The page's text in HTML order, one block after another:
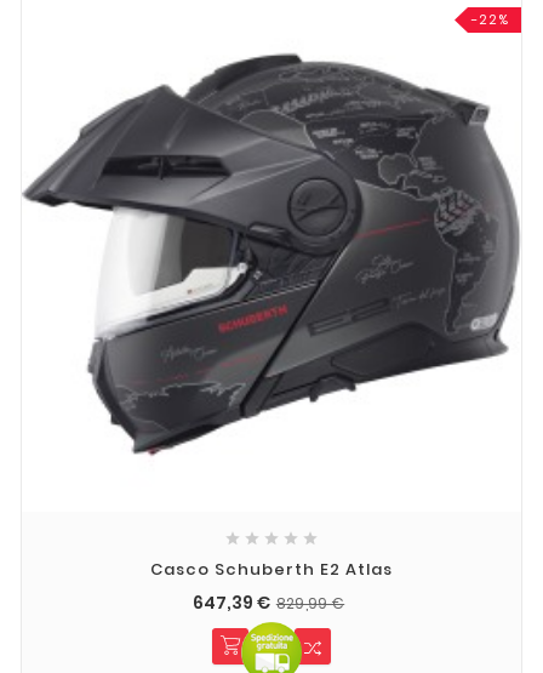
-22%
    
Casco Schuberth E2 Atlas
647,39 € 829,99 €